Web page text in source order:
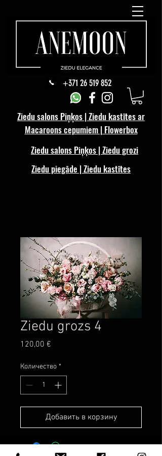
+371 26 519 852
Ziedu piegāde | Ziedu kastītes
Ziedu salons Piņķos | Ziedu kastītes ar
Macaroons cepumiem | Flowerbox
Ziedu salons Piņķos | Ziedu grozi
Ziedu grozs 4
120,00 €
Количество *
Добавить в корзину